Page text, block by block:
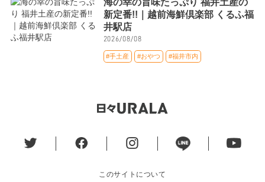
新定番!!｜越前海鮮倶楽部 くるふ福
井駅店
2026/08/08
#手土産 #おやつ #福井市内
このサイトについて